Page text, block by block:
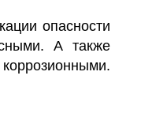
опасности
А также